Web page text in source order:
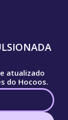
atualizado
do Hocoos.